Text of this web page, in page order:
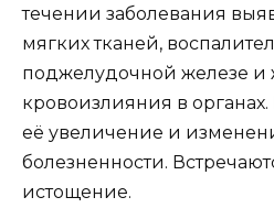
течении заболевания
мягких тканей,
поджелудочной железе и
кровоизлияния в
её увеличение и
болезненности.
истощение.